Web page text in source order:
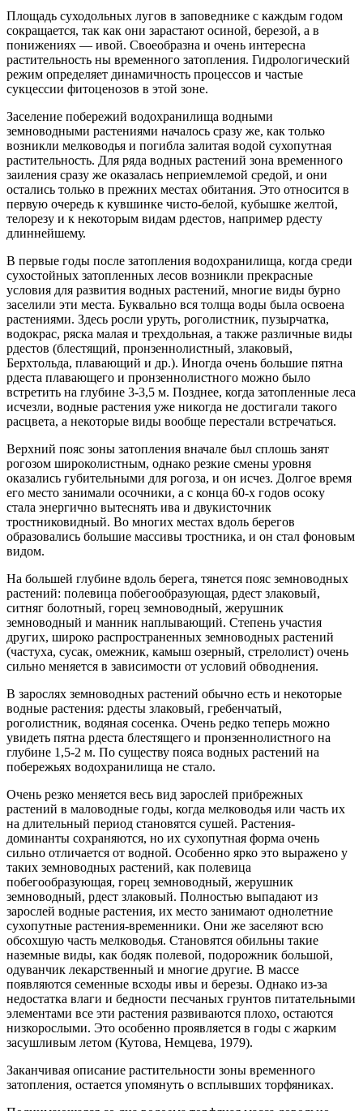
Площадь суходольных лугов в заповеднике с каждым годом
сокращается, так как они зарастают осиной, березой, а в
понижениях — ивой. Своеобразна и очень интересна
растительность ны временного затопления. Гидрологический
режим определяет динамичность процессов и частые
сукцессии фитоценозов в этой зоне.
Заселение побережий водохранилища водными
земноводными растениями началось сразу же, как только
возникли мелководья и погибла залитая водой сухопутная
растительность. Для ряда водных растений зона временного
заиления сразу же оказалась неприемлемой средой, и они
остались только в прежних местах обитания. Это относится в
первую очередь к кувшинке чисто-белой, кубышке желтой,
телорезу и к некоторым видам рдестов, например рдесту
длиннейшему.
В первые годы после затопления водохранилища, когда среди
сухостойных затопленных лесов возникли прекрасные
условия для развития водных растений, многие виды бурно
заселили эти места. Буквально вся толща воды была освоена
растениями. Здесь росли уруть, роголистник, пузырчатка,
водокрас, ряска малая и трехдольная, а также различные виды
рдестов (блестящий, пронзеннолистный, злаковый,
Берхтольда, плавающий и др.). Иногда очень большие пятна
рдеста плавающего и пронзеннолистного можно было
встретить на глубине 3-3,5 м. Позднее, когда затопленные леса
исчезли, водные растения уже никогда не достигали такого
расцвета, а некоторые виды вообще перестали встречаться.
Верхний пояс зоны затопления вначале был сплошь занят
рогозом широколистным, однако резкие смены уровня
оказались губительными для рогоза, и он исчез. Долгое время
его место занимали осочники, а с конца 60-х годов осоку
стала энергично вытеснять ива и двукисточник
тростниковидный. Во многих местах вдоль берегов
образовались большие массивы тростника, и он стал фоновым
видом.
На большей глубине вдоль берега, тянется пояс земноводных
растений: полевица побегообразующая, рдест злаковый,
ситняг болотный, горец земноводный, жерушник
земноводный и манник наплывающий. Степень участия
других, широко распространенных земноводных растений
(частуха, сусак, омежник, камыш озерный, стрелолист) очень
сильно меняется в зависимости от условий обводнения.
В зарослях земноводных растений обычно есть и некоторые
водные растения: рдесты злаковый, гребенчатый,
роголистник, водяная сосенка. Очень редко теперь можно
увидеть пятна рдеста блестящего и пронзеннолистного на
глубине 1,5-2 м. По существу пояса водных растений на
побережьях водохранилища не стало.
Очень резко меняется весь вид зарослей прибрежных
растений в маловодные годы, когда мелководья или часть их
на длительный период становятся сушей. Растения-
доминанты сохраняются, но их сухопутная форма очень
сильно отличается от водной. Особенно ярко это выражено у
таких земноводных растений, как полевица
побегообразующая, горец земноводный, жерушник
земноводный, рдест злаковый. Полностью выпадают из
зарослей водные растения, их место занимают однолетние
сухопутные растения-временники. Они же заселяют всю
обсохшую часть мелководья. Становятся обильны такие
наземные виды, как бодяк полевой, подорожник большой,
одуванчик лекарственный и многие другие. В массе
появляются семенные всходы ивы и березы. Однако из-за
недостатка влаги и бедности песчаных грунтов питательными
элементами все эти растения развиваются плохо, остаются
низкорослыми. Это особенно проявляется в годы с жарким
засушливым летом (Кутова, Немцева, 1979).
Заканчивая описание растительности зоны временного
затопления, остается упомянуть о всплывших торфяниках.